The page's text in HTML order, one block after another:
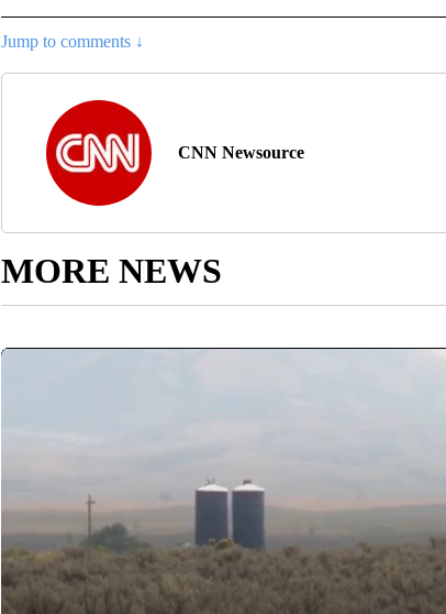
Jump to comments ↓
CNN Newsource
MORE NEWS